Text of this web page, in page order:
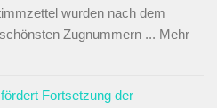
wurden nach dem
Zugnummern ... Mehr
Fortsetzung der